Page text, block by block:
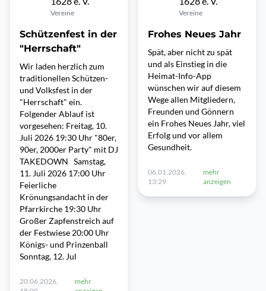
Vereine
Schützenfest in der
"Herrschaft"
Wir laden herzlich zum
traditionellen Schützen-
und Volksfest in der
"Herrschaft" ein.
Folgender Ablauf ist
vorgesehen: Freitag, 10.
Juli 2026 19:30 Uhr "80er,
90er, 2000er Party" mit DJ
TAKEDOWN Samstag,
11. Juli 2026 17:00 Uhr
Feierliche
Krönungsandacht in der
Pfarrkirche 19:30 Uhr
Großer Zapfenstreich auf
der Festwiese 20:00 Uhr
Königs- und Prinzenball
Sonntag, 12. Jul
20.06.2026,
mehr
Vereine
Frohes Neues Jahr
Spät, aber nicht zu spät
und als Einstieg in die
Heimat-Info-App
wünschen wir auf diesem
Wege allen Mitgliedern,
Freunden und Gönnern
ein Frohes Neues Jahr, viel
Erfolg und vor allem
Gesundheit.
06.01.2026,
13:29
mehr
anzeigen